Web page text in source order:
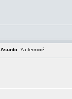
Asunto: Ya terminé